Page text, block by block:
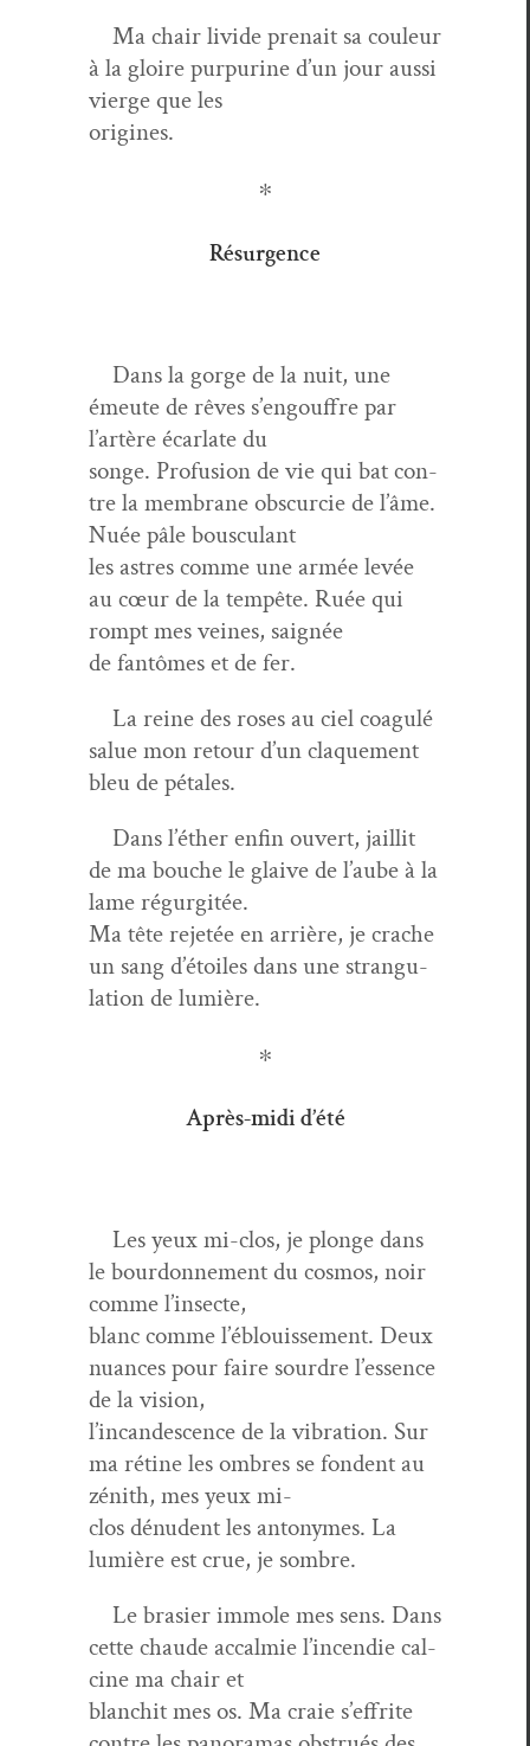
Ma chair livide pre­nait sa couleur
à la gloire pur­purine d’un jour aus­si
vierge que les
origines.
∗
Résurgence
Dans la gorge de la nuit, une
émeute de rêves s’engouffre par
l’artère écar­late du
songe. Pro­fu­sion de vie qui bat con­
tre la mem­brane obscur­cie de l’âme.
Nuée pâle bousculant
les astres comme une armée lev­ée
au cœur de la tem­pête. Ruée qui
rompt mes veines, saignée
de fan­tômes et de fer.
La reine des ros­es au ciel coag­ulé
salue mon retour d’un claque­ment
bleu de pétales.
Dans l’éther enfin ouvert, jail­lit
de ma bouche le glaive de l’aube à la
lame régurgitée.
Ma tête rejetée en arrière, je crache
un sang d’é­toiles dans une stran­gu­
la­tion de lumière.
∗
Après-midi d’été
Les yeux mi-clos, je plonge dans
le bour­don­nement du cos­mos, noir
comme l’insecte,
blanc comme l’éblouisse­ment. Deux
nuances pour faire sour­dre l’essence
de la vision,
l’in­can­des­cence de la vibra­tion. Sur
ma rétine les ombres se fondent au
zénith, mes yeux mi-
clos dénudent les antonymes. La
lumière est crue, je sombre.
Le brasi­er immole mes sens. Dans
cette chaude accalmie l’in­cendie cal­
cine ma chair et
blan­chit mes os. Ma craie s’ef­frite